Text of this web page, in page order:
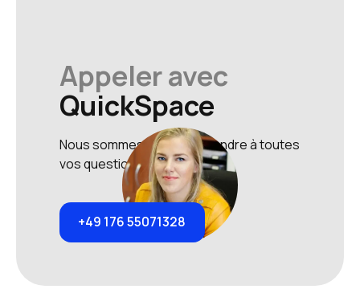
Appeler avec
QuickSpace
Nous sommes prêts à répondre à toutes
vos questions.
+49 176 55071328